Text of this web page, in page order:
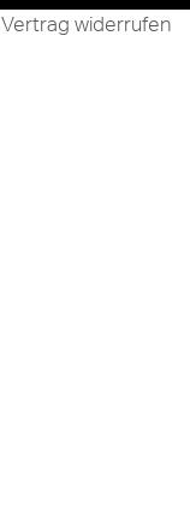
Vertrag widerrufen